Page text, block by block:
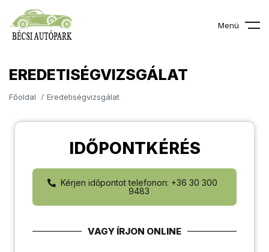
Menü
EREDETISÉGVIZSGÁLAT
Főoldal Eredetiségvizsgálat
IDŐPONTKÉRÉS
Kérjen időpontot telefonon: +36 30 300
9483
VAGY ÍRJON ONLINE